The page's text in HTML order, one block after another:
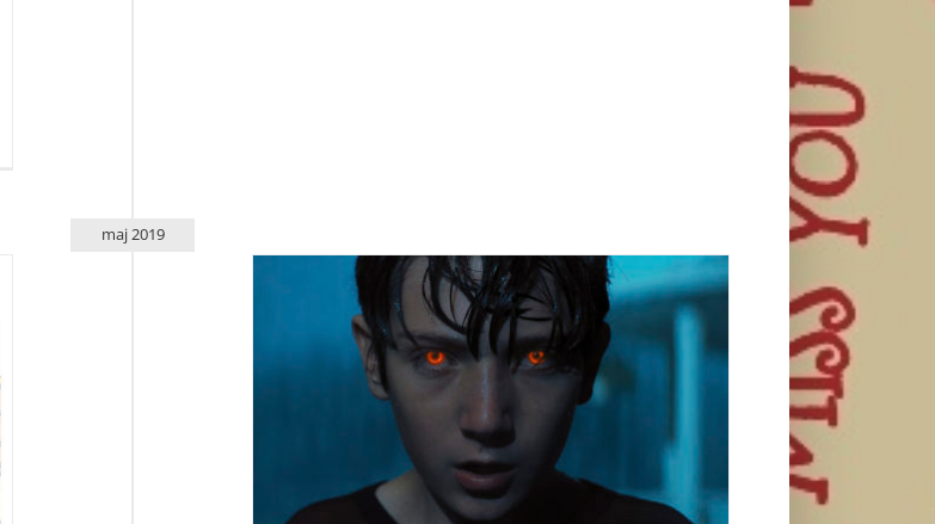
maj 2019
Predstavljamo finalni trejler filma Brajtbern
Život i zabava